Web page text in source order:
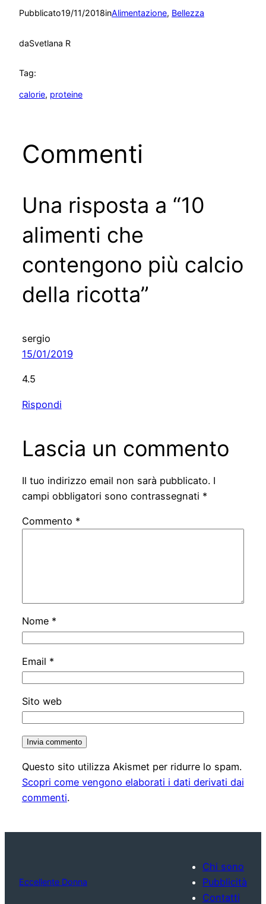
Pubblicato19/11/2018inAlimentazione, Bellezza
daSvetlana R
Tag:
calorie, proteine
Commenti
Una risposta a “10
alimenti che
contengono più calcio
della ricotta”
sergio
15/01/2019
4.5
Rispondi
Lascia un commento
Il tuo indirizzo email non sarà pubblicato. I
campi obbligatori sono contrassegnati *
Commento *
Nome *
Email *
Sito web
Questo sito utilizza Akismet per ridurre lo spam.
Scopri come vengono elaborati i dati derivati dai
commenti.
Eccellente Donna
Chi sono
Pubblicità
Contatti